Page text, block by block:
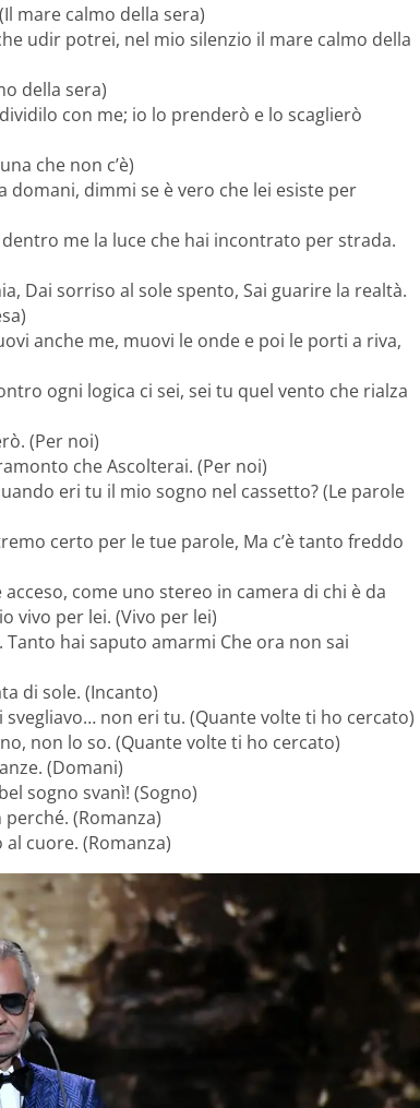
mare calmo della sera)
udir potrei, nel mio silenzio il mare calmo della
della sera)
con me; io lo prenderò e lo scaglierò
che non c’è)
dimmi se è vero che lei esiste per
me la luce che hai incontrato per strada.
Dai sorriso al sole spento, Sai guarire la realtà.
anche me, muovi le onde e poi le porti a riva,
ogni logica ci sei, sei tu quel vento che rialza
(Per noi)
che Ascolterai. (Per noi)
eri tu il mio sogno nel cassetto? (Le parole
certo per le tue parole, Ma c’è tanto freddo
come uno stereo in camera di chi è da
vivo per lei. (Vivo per lei)
hai saputo amarmi Che ora non sai
di sole. (Incanto)
non eri tu. (Quante volte ti ho cercato)
non lo so. (Quante volte ti ho cercato)
(Domani)
sogno svanì! (Sogno)
(Romanza)
cuore. (Romanza)